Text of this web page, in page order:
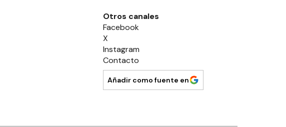
Otros canales
Facebook
X
Instagram
Contacto
Añadir como fuente en